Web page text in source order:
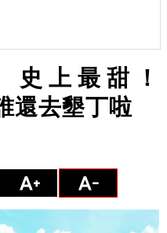
史上最甜！
還去墾丁啦